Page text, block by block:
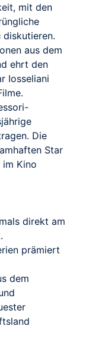
mit den
diskutieren.
aus dem
ehrt den
Iosseliani
Die
Star
im Kino
direkt am
prämiert
dem